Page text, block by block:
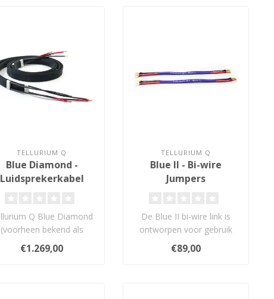
TELLURIUM Q
Blue Diamond -
Luidsprekerkabel
Q Blue Diamond
(voorheen bekend als
is de begeleidende
kabel vo..
€1.269,00
TELLURIUM Q
Blue II - Bi-wire
Jumpers
De Blue II bi-wire link is
ontworpen voor gebruik
met Tellurium Q Blue II ter
ve..
€89,00